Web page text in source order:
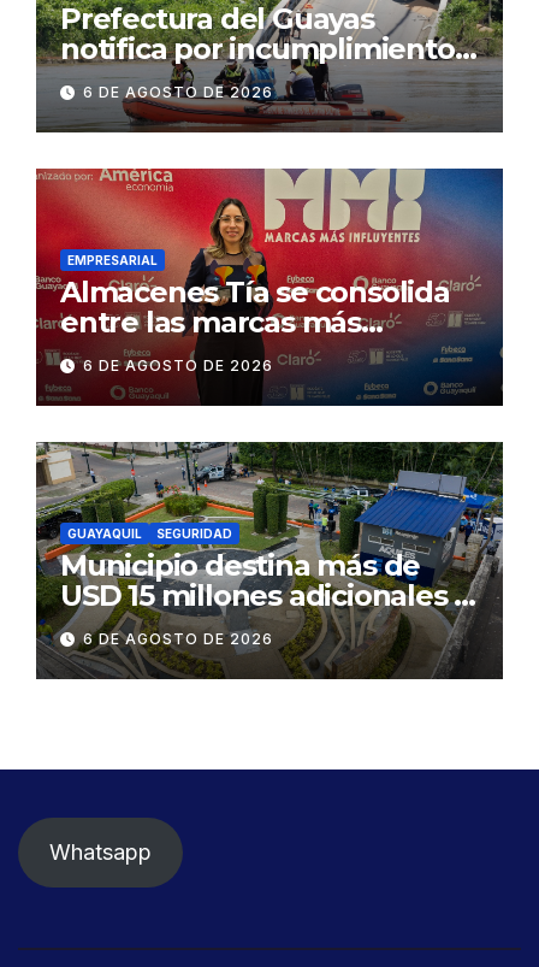
Prefectura del Guayas
notifica por incumplimiento
contractual a la
Concesionaria CONORTE y
exige celeridad en
desmontaje del puente
Gonzalo Icaza Cornejo, en
Daule
6 DE AGOSTO DE 2026
EMPRESARIAL
Almacenes Tía se consolida
entre las marcas más
influyentes del Ecuador
6 DE AGOSTO DE 2026
GUAYAQUIL SEGURIDAD
Municipio destina más de
USD 15 millones adicionales a
SEGURA EP para fortalecer la
seguridad ciudadana
6 DE AGOSTO DE 2026
Whatsapp